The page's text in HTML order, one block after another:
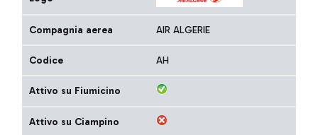
Compagnia aerea AIR ALGERIE
Codice AH
Attivo su Fiumicino
Attivo su Ciampino